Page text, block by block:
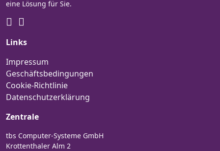
eine Lösung für Sie.
Links
Impressum
Geschäftsbedingungen
Cookie-Richtlinie
Datenschutzerklärung
Zentrale
tbs Computer-Systeme GmbH
Krottenthaler Alm 2